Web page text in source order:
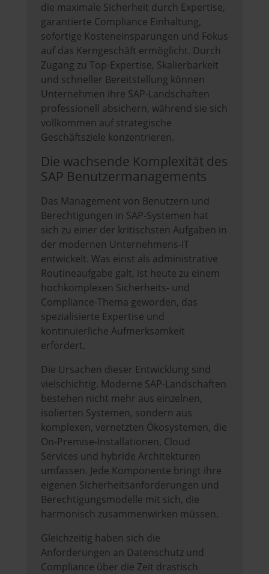
die maximale Sicherheit durch Expertise,
garantierte Compliance Einhaltung,
sofortige Kosteneinsparungen und Fokus
auf das Kerngeschäft ermöglicht. Durch
Zugang zu Top-Expertise, Skalierbarkeit
und schneller Bereitstellung können
Unternehmen ihre SAP-Landschaften
professionell absichern, während sie sich
vollkommen auf strategische
Geschäftsziele konzentrieren.
Die wachsende Komplexität des
SAP Benutzermanagements
Das Management von Benutzern und
Berechtigungen in SAP-Systemen hat
sich zu einer der kritischsten Aufgaben in
der modernen Unternehmens-IT
entwickelt. Was einst als administrative
Routineaufgabe galt, ist heute zu einem
hochkomplexen Sicherheits- und
Compliance-Thema geworden, das
spezialisierte Expertise und
kontinuierliche Aufmerksamkeit
erfordert.
Die Ursachen dieser Entwicklung sind
vielschichtig. Moderne SAP-Landschaften
bestehen nicht mehr aus einzelnen,
isolierten Systemen, sondern aus
komplexen, vernetzten Ökosystemen, die
On-Premise-Installationen, Cloud
Services und hybride Architekturen
umfassen. Jede Komponente bringt ihre
eigenen Sicherheitsanforderungen und
Berechtigungsmodelle mit sich, die
harmonisch zusammenwirken müssen.
Gleichzeitig haben sich die
Anforderungen an Datenschutz und
Compliance über die Zeit drastisch